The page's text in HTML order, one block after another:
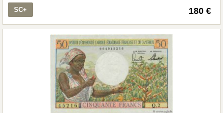
SC+ 180 €